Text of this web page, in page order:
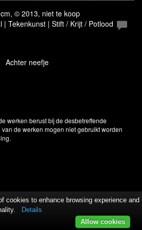
© 2013, niet te koop
| Tekenkunst | Stift / Krijt / Potlood
Achter neefje
werken berust bij de desbetreffende
de werken mogen niet gebruikt worden
cookies to enhance browsing experience and
Details
Allow cookies